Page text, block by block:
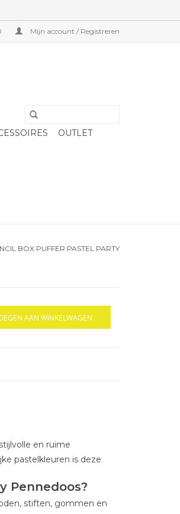
Mijn account / Registreren
OUTLET
BOX PUFFER PASTEL PARTY
AAN WINKELWAGEN
en ruime
pastelkleuren is deze
Pennedoos?
stiften, gommen en